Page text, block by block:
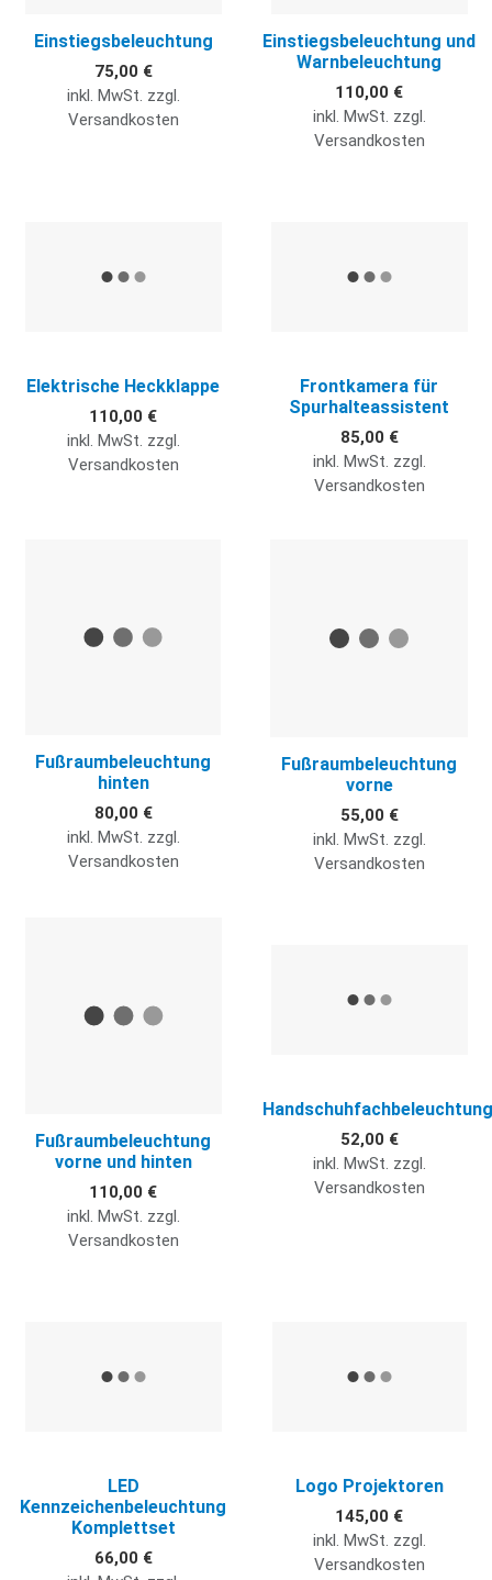
Einstiegsbeleuchtung
75,00 €
inkl. MwSt. zzgl.
Versandkosten
Einstiegsbeleuchtung und
Warnbeleuchtung
110,00 €
inkl. MwSt. zzgl.
Versandkosten
Elektrische Heckklappe
110,00 €
inkl. MwSt. zzgl.
Versandkosten
Frontkamera für
Spurhalteassistent
85,00 €
inkl. MwSt. zzgl.
Versandkosten
Fußraumbeleuchtung
hinten
80,00 €
inkl. MwSt. zzgl.
Versandkosten
Fußraumbeleuchtung
vorne
55,00 €
inkl. MwSt. zzgl.
Versandkosten
Fußraumbeleuchtung
vorne und hinten
110,00 €
inkl. MwSt. zzgl.
Versandkosten
Handschuhfachbeleuchtung
52,00 €
inkl. MwSt. zzgl.
Versandkosten
LED
Kennzeichenbeleuchtung
Komplettset
66,00 €
Logo Projektoren
145,00 €
inkl. MwSt. zzgl.
Versandkosten